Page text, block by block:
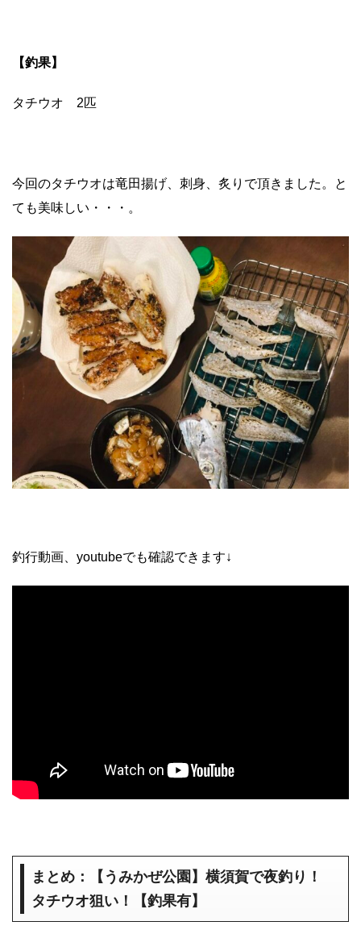
【釣果】
タチウオ 2匹
今回のタチウオは竜田揚げ、刺身、炙りで頂きました。と
ても美味しい・・・。
釣行動画、youtubeでも確認できます↓
まとめ：【うみかぜ公園】横須賀で夜釣り！
タチウオ狙い！【釣果有】